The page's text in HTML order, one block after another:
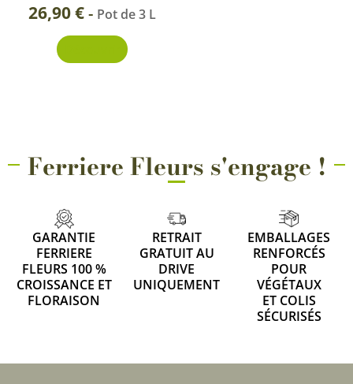
26,90€- Pot de 3 L
Ferriere Fleurs s'engage !
GARANTIE
FERRIERE
FLEURS 100 %
CROISSANCE ET
FLORAISON
RETRAIT
GRATUIT AU
DRIVE
UNIQUEMENT
EMBALLAGES
RENFORCÉS
POUR
VÉGÉTAUX
ET COLIS
SÉCURISÉS